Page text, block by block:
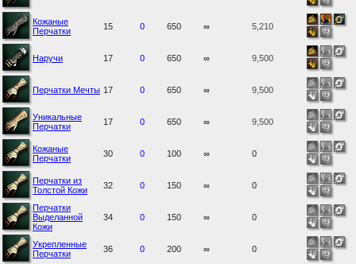
Кожаные
Перчатки
15 0 650 ∞ 5,210
Наручи 17 0 650 ∞ 9,500
Перчатки Мечты 17 0 650 ∞ 9,500
Уникальные
Перчатки
17 0 650 ∞ 9,500
Кожаные
Перчатки
30 0 100 ∞ 0
Перчатки из
Толстой Кожи
32 0 150 ∞ 0
Перчатки
Выделанной
Кожи
34 0 150 ∞ 0
Укрепленные
Перчатки
36 0 200 ∞ 0